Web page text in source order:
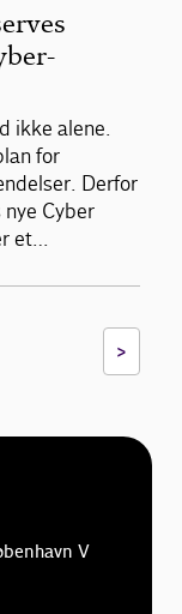
ikke alene.
for
Derfor
Cyber
et…
>
V